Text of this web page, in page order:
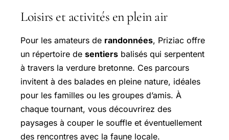
Loisirs et activités en plein air
Pour les amateurs de randonnées, Priziac offre
un répertoire de sentiers balisés qui serpentent
à travers la verdure bretonne. Ces parcours
invitent à des balades en pleine nature, idéales
pour les familles ou les groupes d’amis. À
chaque tournant, vous découvrirez des
paysages à couper le souffle et éventuellement
des rencontres avec la faune locale.